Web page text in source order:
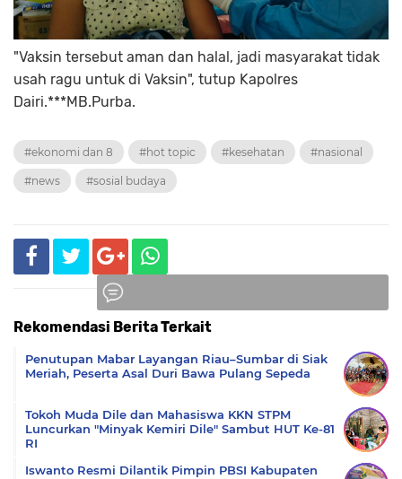
"Vaksin tersebut aman dan halal, jadi masyarakat tidak
usah ragu untuk di Vaksin", tutup Kapolres
Dairi.***MB.Purba.
#ekonomi dan 8 #hot topic #kesehatan #nasional
#news #sosial budaya
Rekomendasi Berita Terkait
Penutupan Mabar Layangan Riau–Sumbar di Siak
Meriah, Peserta Asal Duri Bawa Pulang Sepeda
Tokoh Muda Dile dan Mahasiswa KKN STPM
Luncurkan "Minyak Kemiri Dile" Sambut HUT Ke-81
RI
Iswanto Resmi Dilantik Pimpin PBSI Kabupaten